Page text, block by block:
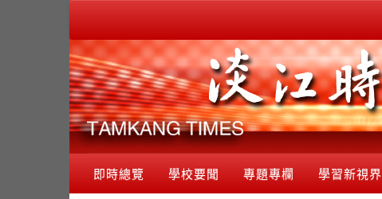
即時總覽 學校要聞 專題專欄 學習新視界